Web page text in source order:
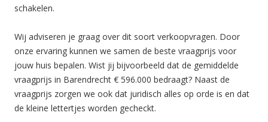
schakelen.
Wij adviseren je graag over dit soort verkoopvragen. Door
onze ervaring kunnen we samen de beste vraagprijs voor
jouw huis bepalen. Wist jij bijvoorbeeld dat de gemiddelde
vraagprijs in Barendrecht € 596.000 bedraagt? Naast de
vraagprijs zorgen we ook dat juridisch alles op orde is en dat
de kleine lettertjes worden gecheckt.